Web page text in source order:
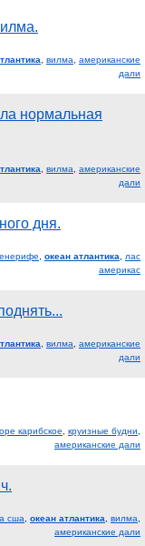
вилма
американские
дали
нормальная
вилма
американские
дали
дня.
океан атлантика
лас
америкас
вилма
американские
дали
карибское круизные будни
американские дали
сша океан атлантика вилма
американские дали